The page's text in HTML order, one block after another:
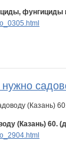
фунгициды
(Казань) 60.